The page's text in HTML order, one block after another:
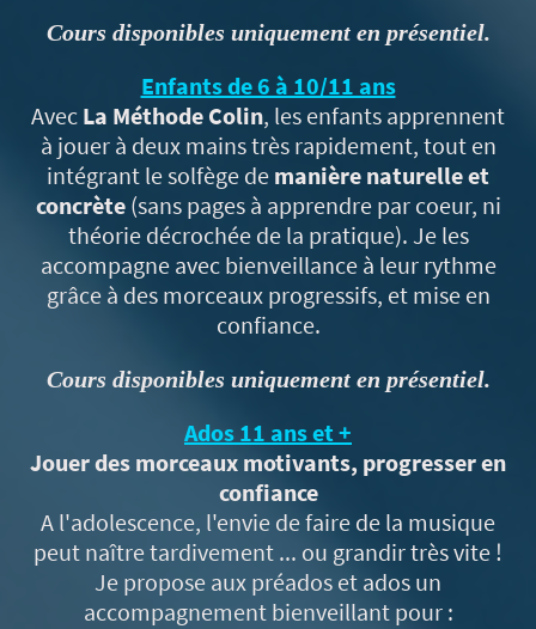
Cours disponibles uniquement en présentiel.
Enfants de 6 à 10/11 ans
Avec La Méthode Colin, les enfants apprennent
à jouer à deux mains très rapidement, tout en
intégrant le solfège de manière naturelle et
concrète (sans pages à apprendre par coeur, ni
théorie décrochée de la pratique). Je les
accompagne avec bienveillance à leur rythme
grâce à des morceaux progressifs, et mise en
confiance.
Cours disponibles uniquement en présentiel.
Ados 11 ans et +
Jouer des morceaux motivants, progresser en
confiance
A l'adolescence, l'envie de faire de la musique
peut naître tardivement ... ou grandir très vite !
Je propose aux préados et ados un
accompagnement bienveillant pour :